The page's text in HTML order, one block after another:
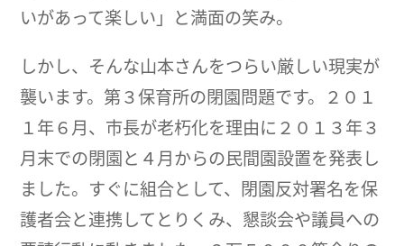
いがあって楽しい」と満面の笑み。
しかし、そんな山本さんをつらい厳しい現実が
襲います。第３保育所の閉園問題です。２０１
１年６月、市長が老朽化を理由に２０１３年３
月末での閉園と４月からの民間園設置を発表し
ました。すぐに組合として、閉園反対署名を保
護者会と連携してとりくみ、懇談会や議員への